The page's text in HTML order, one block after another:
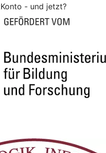
- und jetzt?